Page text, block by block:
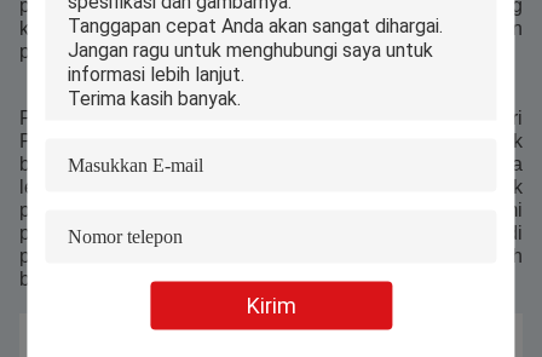
Kirim
pemotong presisi yang memastikan akurasi yang
konsisten dan operasi yang efisien untuk tugas ukiran dan
pemotongan.
Peluncuran PEDK-6040S mesin ukiran laser cat palu dari
Perfect Laser tidak hanya membawa solusi baru untuk
bidang kreatifitas artistik dan desain industri,tetapi juga
lebih lanjut menunjukkan kekuatan inovatif dan prospek
pasar Perfect Laser di bidang teknologi ukiran laserKami
percaya bahwa perangkat inovatif ini akan bersinar di
pasar masa depan dan menciptakan nilai bagi lebih
banyak pengguna.